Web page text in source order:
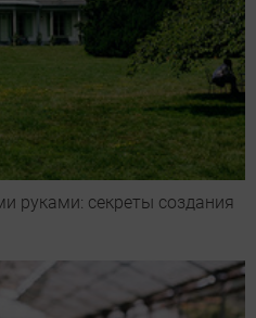
руками: секреты создания